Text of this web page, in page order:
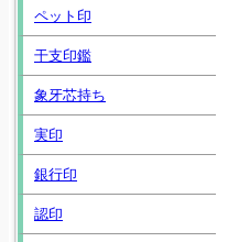
ペット印
干支印鑑
象牙芯持ち
実印
銀行印
認印